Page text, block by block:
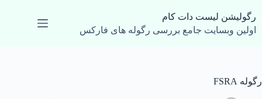
به
محتوا
رگولیشن لیست دات کام
اولین وبسایت جامع بررسی رگوله های فارکس
رگوله FSRA